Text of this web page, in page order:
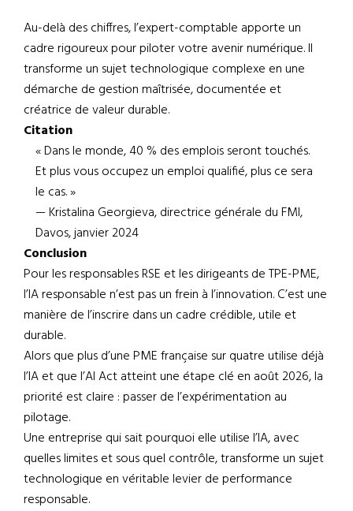
Au-delà des chiffres, l’expert-comptable apporte un
cadre rigoureux pour piloter votre avenir numérique. Il
transforme un sujet technologique complexe en une
démarche de gestion maîtrisée, documentée et
créatrice de valeur durable.
Citation
« Dans le monde, 40 % des emplois seront touchés.
Et plus vous occupez un emploi qualifié, plus ce sera
le cas. »
— Kristalina Georgieva, directrice générale du FMI,
Davos, janvier 2024
Conclusion
Pour les responsables RSE et les dirigeants de TPE-PME,
l’IA responsable n’est pas un frein à l’innovation. C’est une
manière de l’inscrire dans un cadre crédible, utile et
durable.
Alors que plus d’une PME française sur quatre utilise déjà
l’IA et que l’AI Act atteint une étape clé en août 2026, la
priorité est claire : passer de l’expérimentation au
pilotage.
Une entreprise qui sait pourquoi elle utilise l’IA, avec
quelles limites et sous quel contrôle, transforme un sujet
technologique en véritable levier de performance
responsable.